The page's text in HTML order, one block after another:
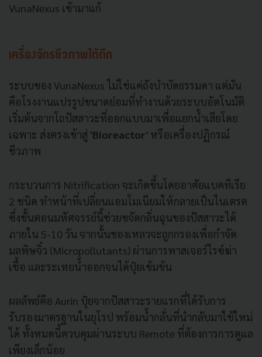
VunaNexus เข้ามาแก้
เครื่องจักรชีวภาพใต้ตึก
ระบบของ VunaNexus ไม่ใช่แค่ถังบำบัดธรรมดา แต่มัน
คือโรงงานแปรรูปขนาดย่อมที่ทำงานด้วยระบบอัตโนมัติ
เริ่มต้นจากโถปัสสาวะที่ออกแบบมาเพื่อแยกน้ำเสียโดย
เฉพาะ ส่งตรงเข้าสู่ 'Bioreactor' หรือเครื่องปฏิกรณ์
ชีวภาพ
กระบวนการ Nitrification จะเกิดขึ้นโดยอาศัยแบคทีเรีย
2 ชนิด ทำหน้าที่เปลี่ยนแอมโมเนียมให้กลายเป็นไนเตรต
ซึ่งขั้นตอนมหัศจรรย์นี้ช่วยขจัดกลิ่นฉุนของปัสสาวะได้
ภายใน 5-10 วัน จากนั้นของเหลวจะถูกกรองเพื่อกำจัด
มลพิษจิ๋ว (Micropollutants) ผ่านการพาสเจอร์ไรซ์ฆ่า
เชื้อ และระเหยน้ำออกจนได้ปุ๋ยเข้มข้น
ผลลัพธ์คือ Aurin ปุ๋ยจากปัสสาวะรายแรกที่ได้รับการ
รับรองมาตรฐานในยุโรป พร้อมน้ำกลั่นที่นำกลับมาใช้ใหม่
ได้ ทั้งหมดนี้ควบคุมผ่านระบบ Remote ที่ต้องการการดูแล
เพียงเล็กน้อย